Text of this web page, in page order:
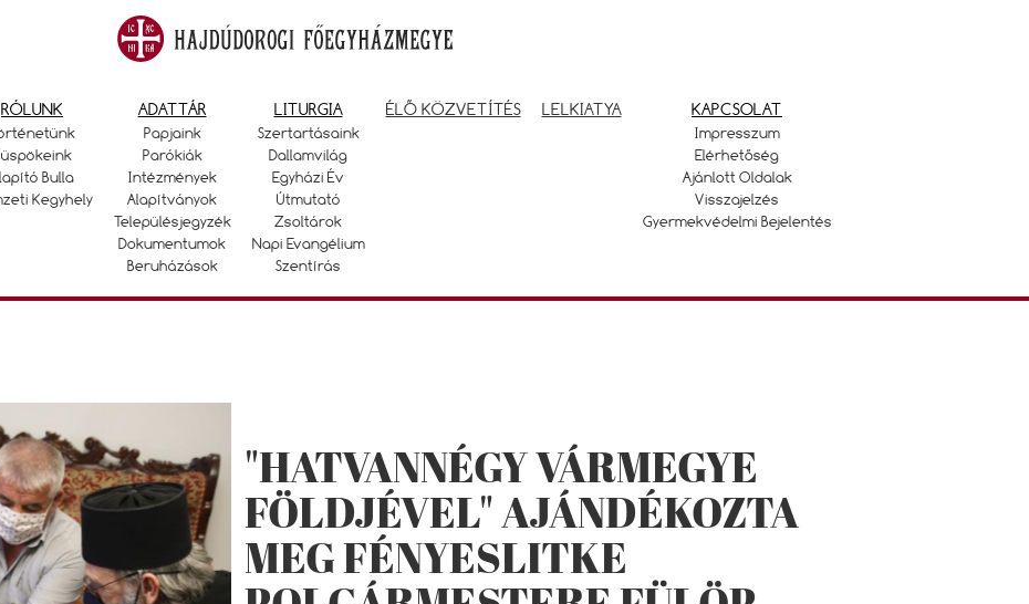
RÓLUNK
Bulla
Kegyhely
ADATTÁR
Papjaink
Parókiák
Intézmények
Alapítványok
Településjegyzék
Dokumentumok
Beruházások
LITURGIA
Szertartásaink
Dallamvilág
Egyházi Év
Útmutató
Zsoltárok
Napi Evangélium
Szentírás
ÉLŐ KÖZVETÍTÉS LELKIATYA KAPCSOLAT
Impresszum
Elérhetőség
Ajánlott Oldalak
Visszajelzés
Gyermekvédelmi Bejelentés
"HATVANNÉGY VÁRMEGYE
FÖLDJÉVEL" AJÁNDÉKOZTA
MEG FÉNYESLITKE